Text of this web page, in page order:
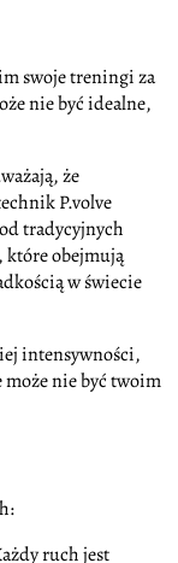
swoje treningi za
nie być idealne,
że
P.volve
tradycyjnych
które obejmują
w świecie
intensywności,
może nie być twoim
ruch jest